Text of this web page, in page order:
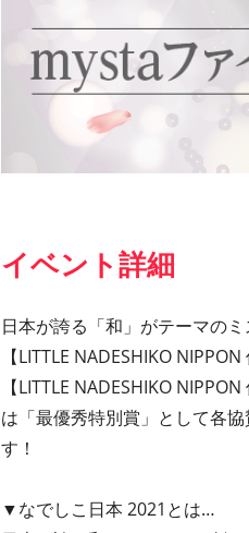
イベント詳細
日本が誇る「和」がテーマの
【LITTLE NADESHIKO
【LITTLE NADESHIKO
は「最優秀特別賞」として各
す！
▼なでしこ日本 2021とは…